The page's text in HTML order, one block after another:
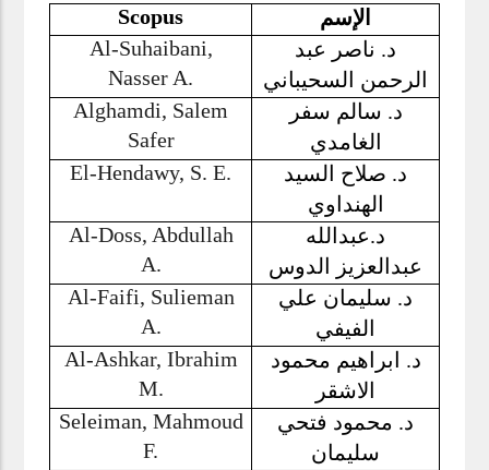
الإسم
Scopus
د. ناصر عبد
الرحمن السحيباني
Al-Suhaibani,
Nasser A.
د. سالم سفر
الغامدي
Alghamdi, Salem
Safer
د. صلاح السيد
الهنداوي
El-Hendawy, S. E.
د.عبدالله
عبدالعزيز الدوس
Al-Doss, Abdullah
A.
د. سليمان علي
الفيفي
Al-Faifi, Sulieman
A.
د. ابراهيم محمود
الاشقر
Al-Ashkar, Ibrahim
M.
د. محمود فتحي
سليمان
Seleiman, Mahmoud
F.